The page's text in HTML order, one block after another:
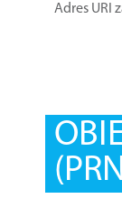
Adres URI